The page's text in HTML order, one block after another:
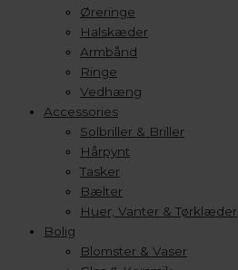
Øreringe
Halskæder
Armbånd
Ringe
Vedhæng
Accessories
Solbriller & Briller
Hårpynt
Tasker
Bælter
Huer, Vanter & Tørklæder
Bolig
Blomster & Vaser